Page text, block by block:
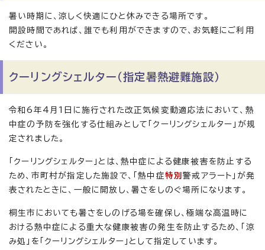
暑い時期に、涼しく快適にひと休みできる場所です。
開設時間であれば、誰でも利用ができますので、お気軽にご利用
ください。
クーリングシェルター（指定暑熱避難施設）
令和6年4月1日に施行された改正気候変動適応法において、熱
中症の予防を強化する仕組みとして「クーリングシェルター」が規
定されました。
「クーリングシェルター」とは、熱中症による健康被害を防止する
ため、市町村が指定した施設で、「熱中症特別警戒アラート」が発
表されたときに、一般に開放し、暑さをしのぐ場所になります。
桐生市においても暑さをしのげる場を確保し、極端な高温時に
おける熱中症による重大な健康被害の発生を防止するため、「涼
み処」を「クーリングシェルター」として指定しています。